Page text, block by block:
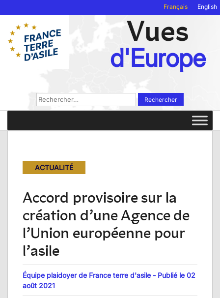
Français English
Vues
d'Europe
Rechercher :
ACTUALITÉ
Accord provisoire sur la
création d’une Agence de
l’Union européenne pour
l’asile
Équipe plaidoyer de France terre d'asile - Publié le 02
août 2021